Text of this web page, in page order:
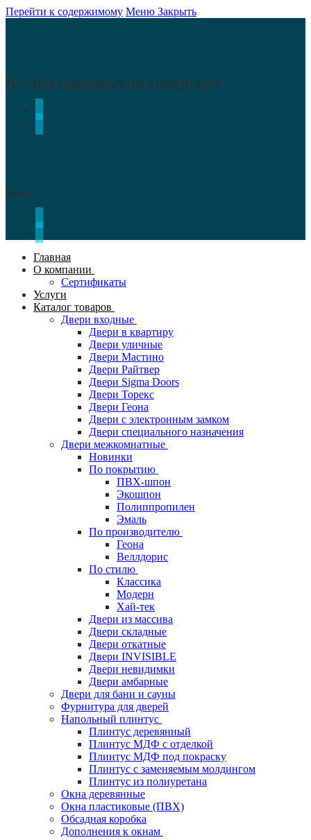
Перейти к содержимому Меню Закрыть
Всё для оформления интерьера
Меню
Главная
О компании
Сертификаты
Услуги
Каталог товаров
Двери входные
Двери в квартиру
Двери уличные
Двери Мастино
Двери Райтвер
Двери Sigma Doors
Двери Торекс
Двери Геона
Двери с электронным замком
Двери специального назначения
Двери межкомнатные
Новинки
По покрытию
ПВХ-шпон
Экошпон
Полиппропилен
Эмаль
По производителю
Геона
Веллдорис
По стилю
Классика
Модерн
Хай-тек
Двери из массива
Двери складные
Двери откатные
Двери INVISIBLE
Двери невидимки
Двери амбарные
Двери для бани и сауны
Фурнитура для дверей
Напольный плинтус
Плинтус деревянный
Плинтус МДФ с отделкой
Плинтус МДФ под покраску
Плинтус с заменяемым молдингом
Плинтус из полиуретана
Окна деревянные
Окна пластиковые (ПВХ)
Обсадная коробка
Дополнения к окнам